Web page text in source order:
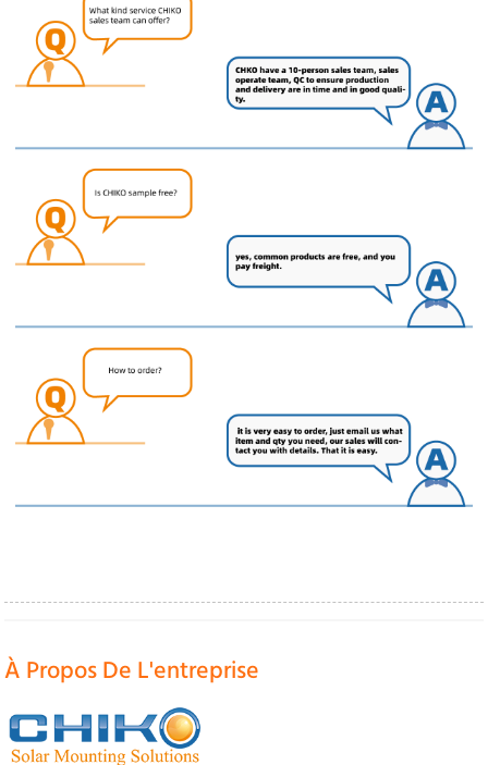
À Propos De L'entreprise